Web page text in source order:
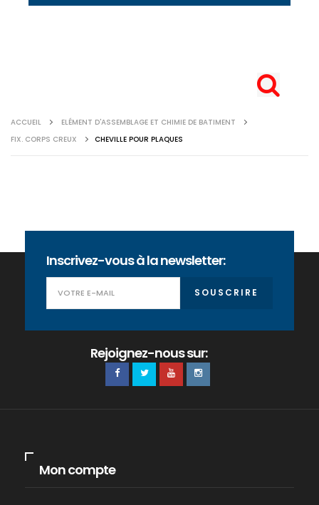
ACCUEIL
ELÉMENT D'ASSEMBLAGE ET CHIMIE DE BATIMENT
FIX. CORPS CREUX
CHEVILLE POUR PLAQUES
Inscrivez-vous à la newsletter:
SOUSCRIRE
Rejoignez-nous sur:
Mon compte